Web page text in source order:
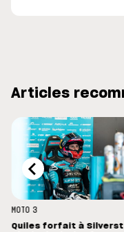
Articles
MOTO 3
Quiles forfait à